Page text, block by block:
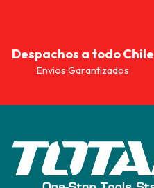
Despachos a todo Chile
Envios Garantizados